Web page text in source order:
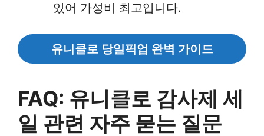
있어 가성비 최고입니다.
유니클로 당일픽업 완벽 가이드
FAQ: 유니클로 감사제 세
일 관련 자주 묻는 질문